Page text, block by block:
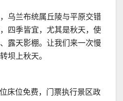
乌兰布统属丘陵与平原交错
四季皆宜，尤其是秋天，使
露天影棚。让我们来一次慢
坝上秋天。
床位免费，门票执行景区政